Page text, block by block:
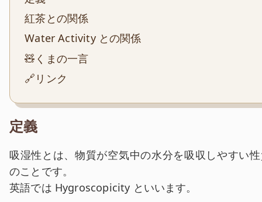
紅茶との関係
Water Activity との関係
🧸くまの一言
🔗リンク
定義
吸湿性とは、物質が空気中の水分を吸収しやすい
のことです。
英語では Hygroscopicity といいます。